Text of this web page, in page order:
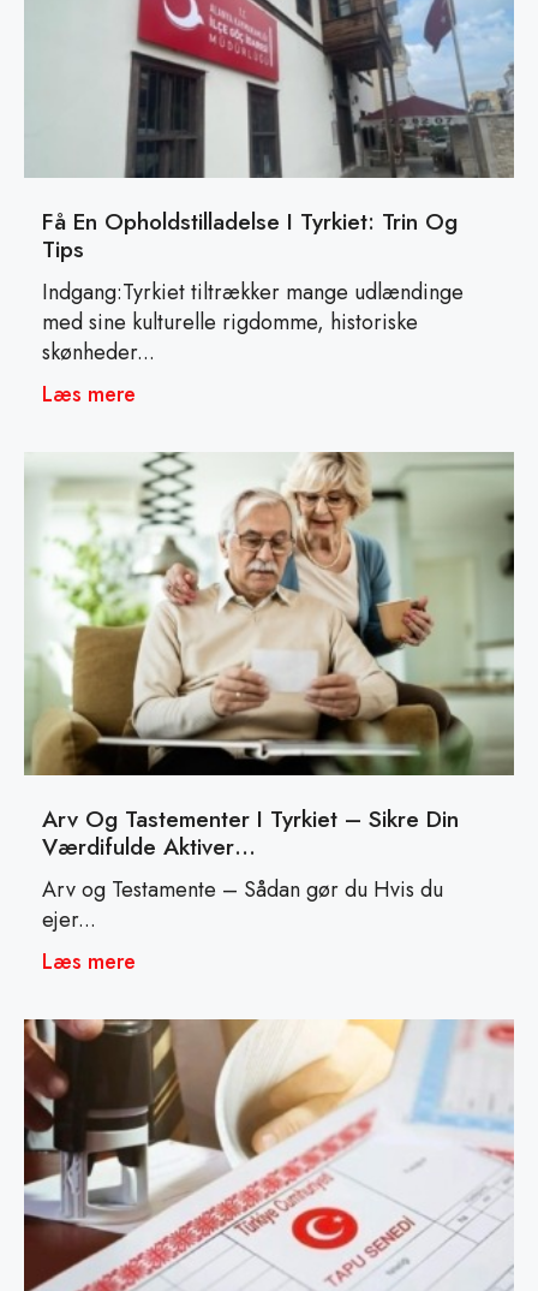
Få En Opholdstilladelse I Tyrkiet: Trin Og
Tips
Indgang:Tyrkiet tiltrækker mange udlændinge
med sine kulturelle rigdomme, historiske
skønheder...
Læs mere
Arv Og Tastementer I Tyrkiet – Sikre Din
Værdifulde Aktiver…
Arv og Testamente – Sådan gør du Hvis du
ejer...
Læs mere